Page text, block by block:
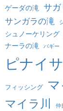
ゲーダの滝 サ
サンガラの滝
シュノーケリング
ナーラの滝 バギー
ピナイ
フィッシング
マイラ川 仲